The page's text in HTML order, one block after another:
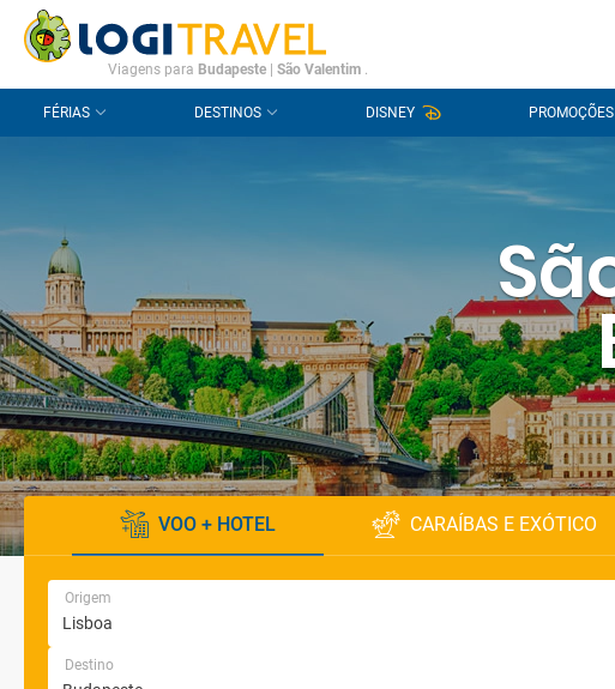
CONTACTO PERGUNTAS FREQUENTES
Viagens para Budapeste São Valentim .
FÉRIAS DESTINOS DISNEY PROMOÇÕES
VOO + HOTEL CARAÍBAS E EXÓTICO
Origem
Destino